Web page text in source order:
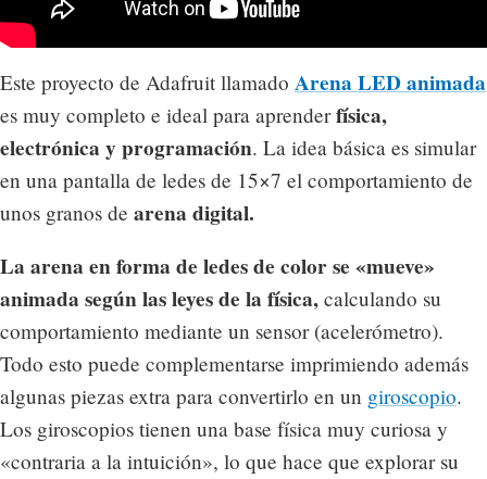
Este proyecto de Adafruit llamado Arena LED animada
es muy completo e ideal para aprenderfísica,
electrónica y programación. La idea básica es simular
en una pantalla de ledes de 15×7 el comportamiento de
unos granos de arena digital.
La arena en forma de ledes de color se «mueve»
animada según las leyes de la física, calculando su
comportamiento mediante un sensor (acelerómetro).
Todo esto puede complementarse imprimiendo además
algunas piezas extra para convertirlo en un giroscopio.
Los giroscopios tienen una base física muy curiosa y
«contraria a la intuición», lo que hace que explorar su